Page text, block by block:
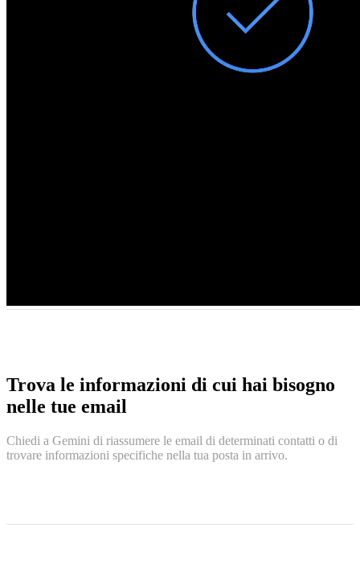
Trova le informazioni di cui hai bisogno
nelle tue email
Chiedi a Gemini di riassumere le email di determinati contatti o di
trovare informazioni specifiche nella tua posta in arrivo.